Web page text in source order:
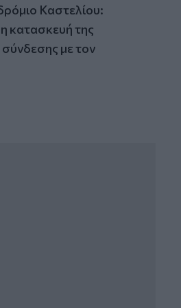
Καστελίου:
κατασκευή της
με τον